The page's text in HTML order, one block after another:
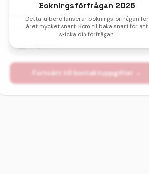
Önskat datum & sittningstid *
Välj ditt förstaval av datum och tid.
Fortsätt till kontaktuppgifter →
Bokningsförfrågan 2026
Detta julbord lanserar bokningsförfrågan för
året mycket snart. Kom tillbaka snart för att
skicka din förfrågan.